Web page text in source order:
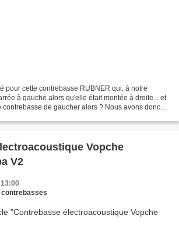
pour cette contrebasse RUBNER qui, à notre
à gauche alors qu'elle était montée à droite... et
contrebasse de gaucher alors ? Nous avons donc
Vopche
V2